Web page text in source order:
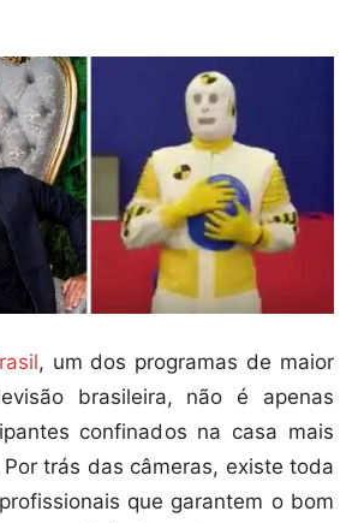
, um dos programas de maior
brasileira, não é apenas
confinados na casa mais
trás das câmeras, existe toda
que garantem o bom